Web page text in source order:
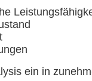
ein in